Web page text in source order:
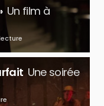
Un film à
Une soirée